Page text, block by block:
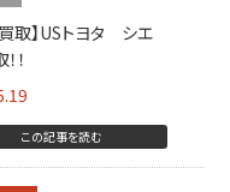
買取】USトヨタ シエ
！
この記事を読む